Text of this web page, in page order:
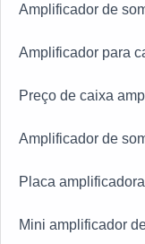
Amplificador de
Amplificador para
Preço de caixa
Amplificador de
Placa
Mini amplificador